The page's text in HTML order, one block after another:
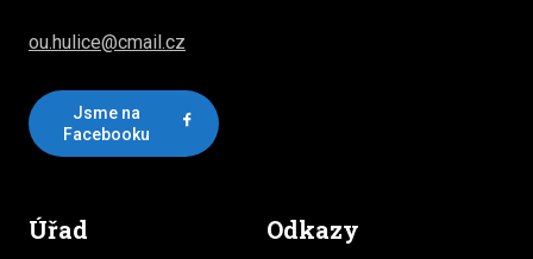
ou.hulice@cmail.cz
Jsme na
Facebooku
Úřad Odkazy